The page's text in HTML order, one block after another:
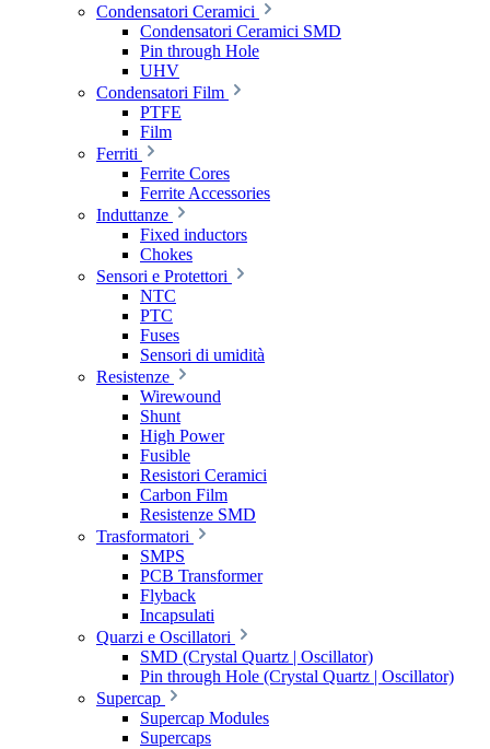
Condensatori Ceramici
Condensatori Ceramici SMD
Pin through Hole
UHV
Condensatori Film
PTFE
Film
Ferriti
Ferrite Cores
Ferrite Accessories
Induttanze
Fixed inductors
Chokes
Sensori e Protettori
NTC
PTC
Fuses
Sensori di umidità
Resistenze
Wirewound
Shunt
High Power
Fusible
Resistori Ceramici
Carbon Film
Resistenze SMD
Trasformatori
SMPS
PCB Transformer
Flyback
Incapsulati
Quarzi e Oscillatori
SMD (Crystal Quartz | Oscillator)
Pin through Hole (Crystal Quartz | Oscillator)
Supercap
Supercap Modules
Supercaps